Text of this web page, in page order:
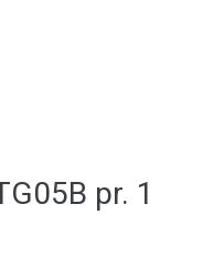
pr. 1